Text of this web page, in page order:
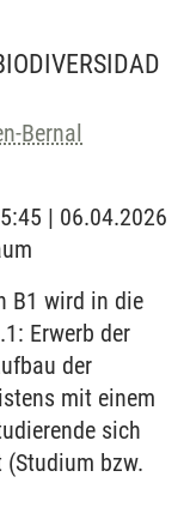
Bernal
| 06.04.2026
B1 wird in die
Erwerb der
der
mit einem
sich
bzw.